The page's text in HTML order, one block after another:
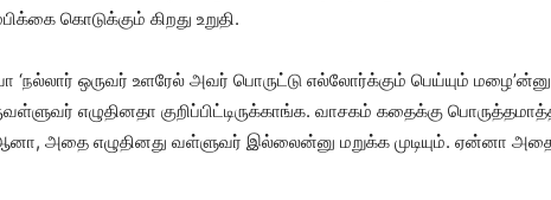
கொடுக்கும் கிறது உறுதி.
‘நல்லார் ஒருவர் உளரேல் அவர் பொருட்டு எல்லோர்க்கும் பெய்யும்
எழுதினதா குறிப்பிட்டிருக்காங்க. வாசகம் கதைக்கு
ஆனா, அதை எழுதினது வள்ளுவர் இல்லைன்னு மறுக்க முடியும். ஏன்னா அதை